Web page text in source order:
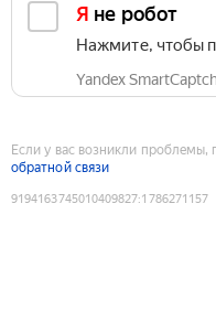
Я не робот
Нажмите, чтобы
Yandex
Если у вас возникли проблемы,
обратной связи
9194163745010409827:1786271157